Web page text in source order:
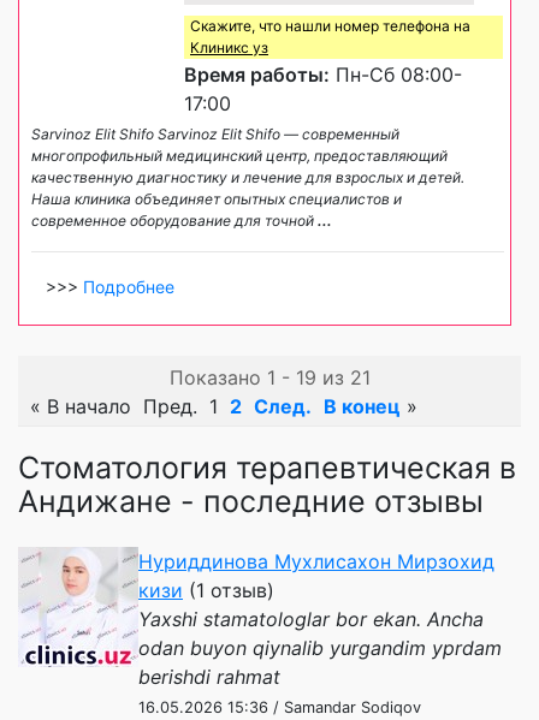
Скажите, что нашли номер телефона на
Клиникс уз
Время работы: Пн-Сб 08:00-
17:00
Sarvinoz Elit Shifo Sarvinoz Elit Shifo — современный
многопрофильный медицинский центр, предоставляющий
качественную диагностику и лечение для взрослых и детей.
Наша клиника объединяет опытных специалистов и
современное оборудование для точной ...
>>> Подробнее
Показано 1 - 19 из 21
« В начало Пред. 1 2 След. В конец »
Стоматология терапевтическая в
Андижане - последние отзывы
Нуриддинова Мухлисахон Мирзохид
кизи (1 отзыв)
Yaxshi stamatologlar bor ekan. Ancha
odan buyon qiynalib yurgandim yprdam
berishdi rahmat
16.05.2026 15:36 / Samandar Sodiqov